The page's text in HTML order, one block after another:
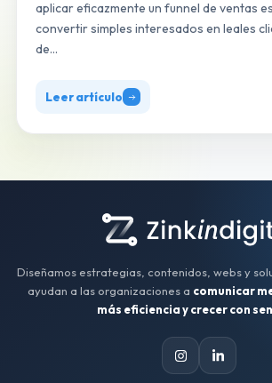
aplicar eficazmente un funnel de ventas
convertir simples interesados en leales
de…
Leer artículo
Diseñamos estrategias, contenidos, webs y
ayudan a las organizaciones a comunicar
más eficiencia y crecer con